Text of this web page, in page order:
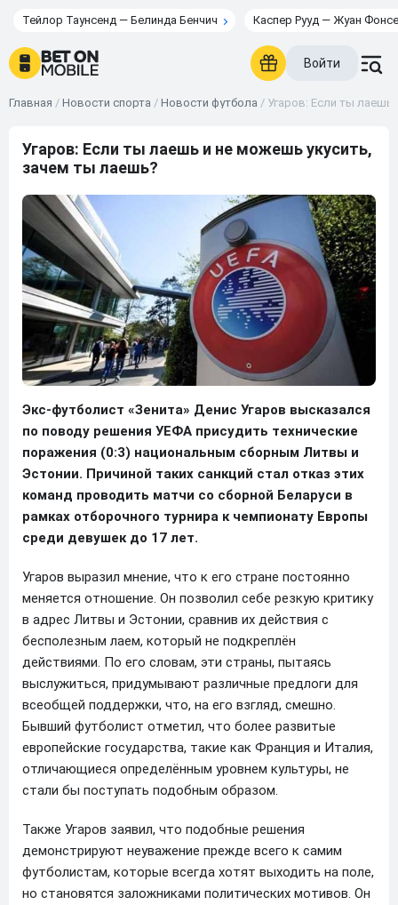
Тейлор Таунсенд — Белинда Бенчич Каспер Рууд — Жуан
Войти
Главная / Новости спорта / Новости футбола / Угаров: Если ты
Угаров: Если ты лаешь и не можешь укусить,
зачем ты лаешь?
Экс-футболист «Зенита» Денис Угаров высказался
по поводу решения УЕФА присудить технические
поражения (0:3) национальным сборным Литвы и
Эстонии. Причиной таких санкций стал отказ этих
команд проводить матчи со сборной Беларуси в
рамках отборочного турнира к чемпионату Европы
среди девушек до 17 лет.
Угаров выразил мнение, что к его стране постоянно
меняется отношение. Он позволил себе резкую критику
в адрес Литвы и Эстонии, сравнив их действия с
бесполезным лаем, который не подкреплён
действиями. По его словам, эти страны, пытаясь
выслужиться, придумывают различные предлоги для
всеобщей поддержки, что, на его взгляд, смешно.
Бывший футболист отметил, что более развитые
европейские государства, такие как Франция и Италия,
отличающиеся определённым уровнем культуры, не
стали бы поступать подобным образом.
Также Угаров заявил, что подобные решения
демонстрируют неуважение прежде всего к самим
футболистам, которые всегда хотят выходить на поле,
но становятся заложниками политических мотивов. Он